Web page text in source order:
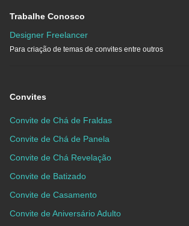
Trabalhe Conosco
Designer Freelancer
Para criação de temas de convites entre outros
Convites
Convite de Chá de Fraldas
Convite de Chá de Panela
Convite de Chá Revelação
Convite de Batizado
Convite de Casamento
Convite de Aniversário Adulto